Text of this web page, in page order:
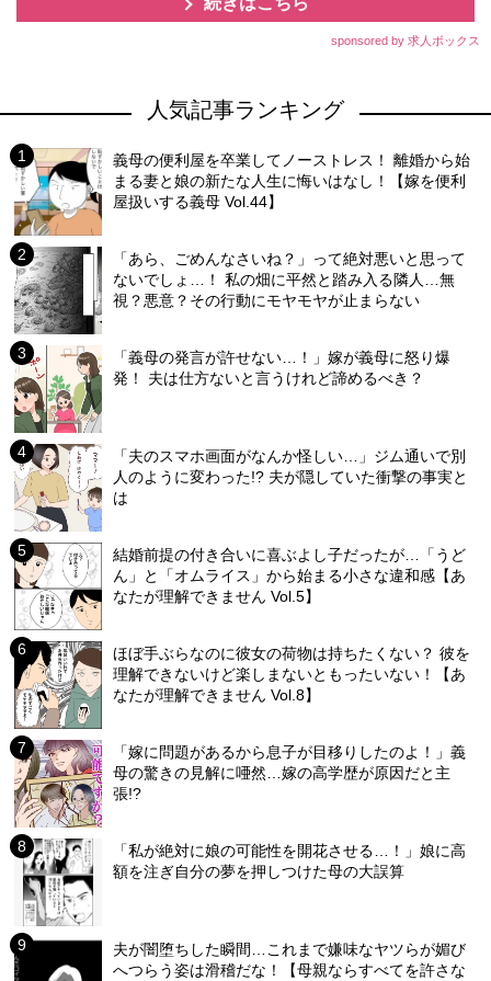
sponsored by 求人ボックス
人気記事ランキング
義母の便利屋を卒業してノーストレス！ 離婚から始
まる妻と娘の新たな人生に悔いはなし！【嫁を便利
屋扱いする義母 Vol.44】
「あら、ごめんなさいね？」って絶対悪いと思って
ないでしょ…！ 私の畑に平然と踏み入る隣人…無
視？悪意？その行動にモヤモヤが止まらない
「義母の発言が許せない…！」嫁が義母に怒り爆
発！ 夫は仕方ないと言うけれど諦めるべき？
「夫のスマホ画面がなんか怪しい…」ジム通いで別
人のように変わった!? 夫が隠していた衝撃の事実と
は
結婚前提の付き合いに喜ぶよし子だったが…「うど
ん」と「オムライス」から始まる小さな違和感【あ
なたが理解できません Vol.5】
ほぼ手ぶらなのに彼女の荷物は持ちたくない？ 彼を
理解できないけど楽しまないともったいない！【あ
なたが理解できません Vol.8】
「嫁に問題があるから息子が目移りしたのよ！」義
母の驚きの見解に唖然…嫁の高学歴が原因だと主
張!?
「私が絶対に娘の可能性を開花させる…！」娘に高
額を注ぎ自分の夢を押しつけた母の大誤算
夫が闇堕ちした瞬間…これまで嫌味なヤツらが媚び
へつらう姿は滑稽だな！【母親ならすべてを許さな